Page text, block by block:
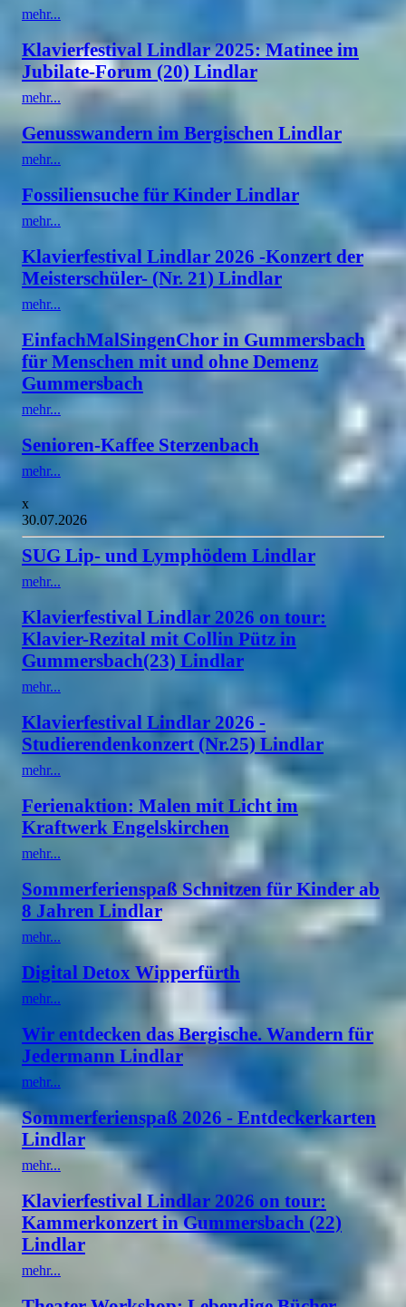
mehr...
Klavierfestival Lindlar 2025: Matinee im
Jubilate-Forum (20) Lindlar
mehr...
Genusswandern im Bergischen Lindlar
mehr...
Fossiliensuche für Kinder Lindlar
mehr...
Klavierfestival Lindlar 2026 -Konzert der
Meisterschüler- (Nr. 21) Lindlar
mehr...
EinfachMalSingenChor in Gummersbach
für Menschen mit und ohne Demenz
Gummersbach
mehr...
Senioren-Kaffee Sterzenbach
mehr...
x
30.07.2026
SUG Lip- und Lymphödem Lindlar
mehr...
Klavierfestival Lindlar 2026 on tour:
Klavier-Rezital mit Collin Pütz in
Gummersbach(23) Lindlar
mehr...
Klavierfestival Lindlar 2026 -
Studierendenkonzert (Nr.25) Lindlar
mehr...
Ferienaktion: Malen mit Licht im
Kraftwerk Engelskirchen
mehr...
Sommerferienspaß Schnitzen für Kinder ab
8 Jahren Lindlar
mehr...
Digital Detox Wipperfürth
mehr...
Wir entdecken das Bergische. Wandern für
Jedermann Lindlar
mehr...
Sommerferienspaß 2026 - Entdeckerkarten
Lindlar
mehr...
Klavierfestival Lindlar 2026 on tour:
Kammerkonzert in Gummersbach (22)
Lindlar
mehr...